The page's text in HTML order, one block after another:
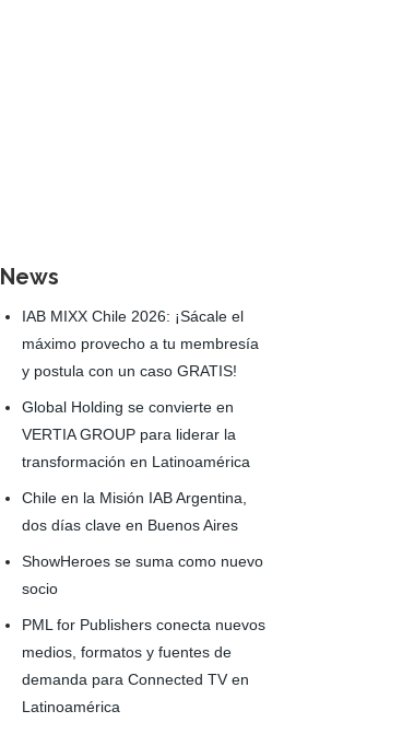
News
IAB MIXX Chile 2026: ¡Sácale el
máximo provecho a tu membresía
y postula con un caso GRATIS!
Global Holding se convierte en
VERTIA GROUP para liderar la
transformación en Latinoamérica
Chile en la Misión IAB Argentina,
dos días clave en Buenos Aires
ShowHeroes se suma como nuevo
socio
PML for Publishers conecta nuevos
medios, formatos y fuentes de
demanda para Connected TV en
Latinoamérica